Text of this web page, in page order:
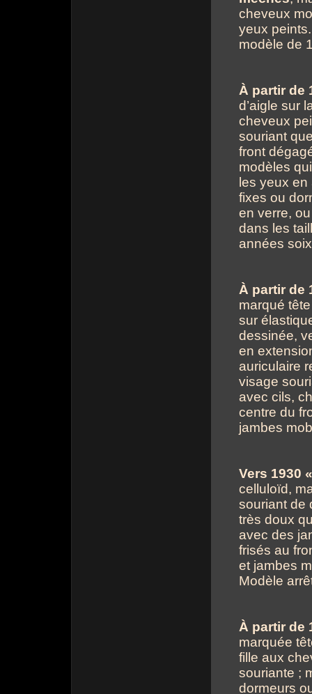
cheveux
yeux
modèle de
À partir de
d’aigle sur
cheveux
souriant
front
modèles
les yeux
fixes ou
en verre,
dans les
années
À partir de
marqué
sur
dessinée,
en
auriculaire
visage
avec cils,
centre du
jambes
Vers 1930
celluloïd,
souriant de
très doux
avec des
frisés au
et jambes
Modèle
À partir de
marquée
fille aux
souriante ;
dormeurs